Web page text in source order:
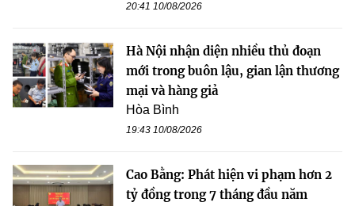
20:41 10/08/2026
Hà Nội nhận diện nhiều thủ đoạn
mới trong buôn lậu, gian lận thương
mại và hàng giả
Hòa Bình
19:43 10/08/2026
Cao Bằng: Phát hiện vi phạm hơn 2
tỷ đồng trong 7 tháng đầu năm